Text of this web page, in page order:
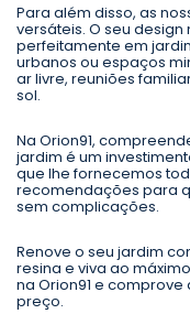
Para além disso, as
versáteis. O seu
perfeitamente em
urbanos ou espaços
ar livre, reuniões
sol.
Na Orion91,
jardim é um
que lhe fornecemos
recomendações para
sem complicações.
Renove o seu jardim
resina e viva ao
na Orion91 e
preço.